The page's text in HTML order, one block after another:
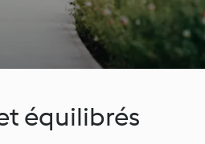
équilibrés